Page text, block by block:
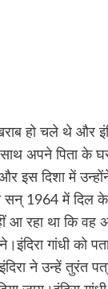
हो चले थे और
अपने पिता के
इस दिशा में
सन् 1964 में दिल के
आ रहा था कि
गांधी को
ने उन्हें तुरंत